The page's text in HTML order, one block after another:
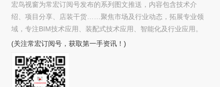
宏鸟视窗为常宏订阅号发布的系列图文推送，内容包含技术介
绍、项目分享、店装干货……聚焦市场及行业动态，拓展专业领
域，专注BIM技术应用、装配式技术应用、智能化及行业应用。
(关注常宏订阅号，获取第一手资讯！)